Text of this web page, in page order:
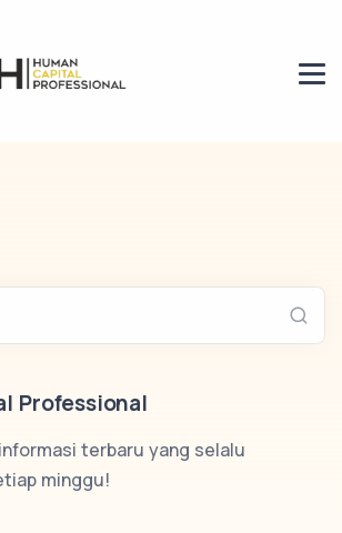
Professional
terbaru yang selalu
minggu!